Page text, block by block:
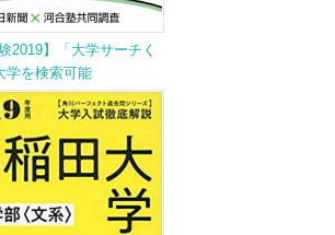
2019】「大学サーチく
学を検索可能